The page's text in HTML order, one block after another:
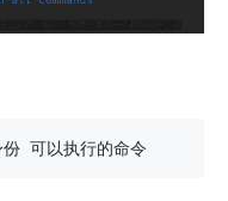
可以执行的命令